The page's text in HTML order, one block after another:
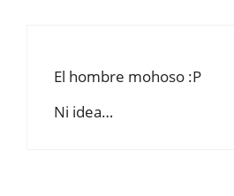
El hombre mohoso :P
Ni idea…